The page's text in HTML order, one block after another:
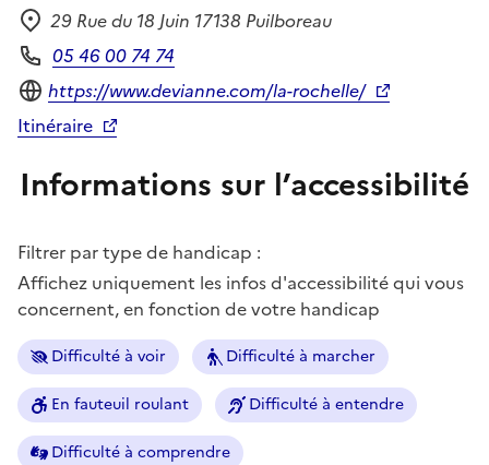
Adresse
29 Rue du 18 Juin 17138 Puilboreau
Téléphone
05 46 00 74 74
Site internet
https://www.devianne.com/la-rochelle/
Itinéraire
Informations sur l’accessibilité
Filtrer par type de handicap :
Affichez uniquement les infos d'accessibilité qui vous
concernent, en fonction de votre handicap
Difficulté à voir Difficulté à marcher
En fauteuil roulant Difficulté à entendre
Difficulté à comprendre